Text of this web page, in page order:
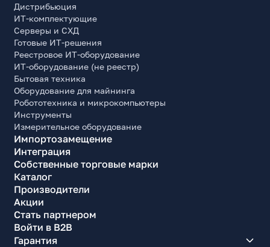
Дистрибьюция
ИТ-комплектующие
Серверы и СХД
Готовые ИТ-решения
Реестровое ИТ-оборудование
ИТ-оборудование (не реестр)
Бытовая техника
Оборудование для майнинга
Робототехника и микрокомпьютеры
Инструменты
Измерительное оборудование
Импортозамещение
Интеграция
Собственные торговые марки
Каталог
Производители
Акции
Стать партнером
Войти в B2B
Гарантия